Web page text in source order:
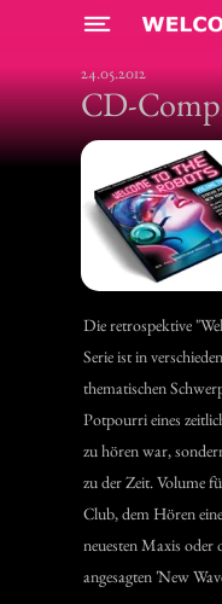
Menü
24.05.2012
CD-
Die retrospektive
Serie ist in
thematischen
Potpourri eines
zu hören war,
zu der Zeit. Volume
Club, dem Hören
neuesten Maxis oder
angesagten 'New